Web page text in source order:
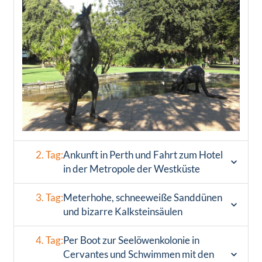
2. Tag:Ankunft in Perth und Fahrt zum Hotel
in der Metropole der Westküste
3. Tag:Meterhohe, schneeweiße Sanddünen
und bizarre Kalksteinsäulen
4. Tag:Per Boot zur Seelöwenkolonie in
Cervantes und Schwimmen mit den